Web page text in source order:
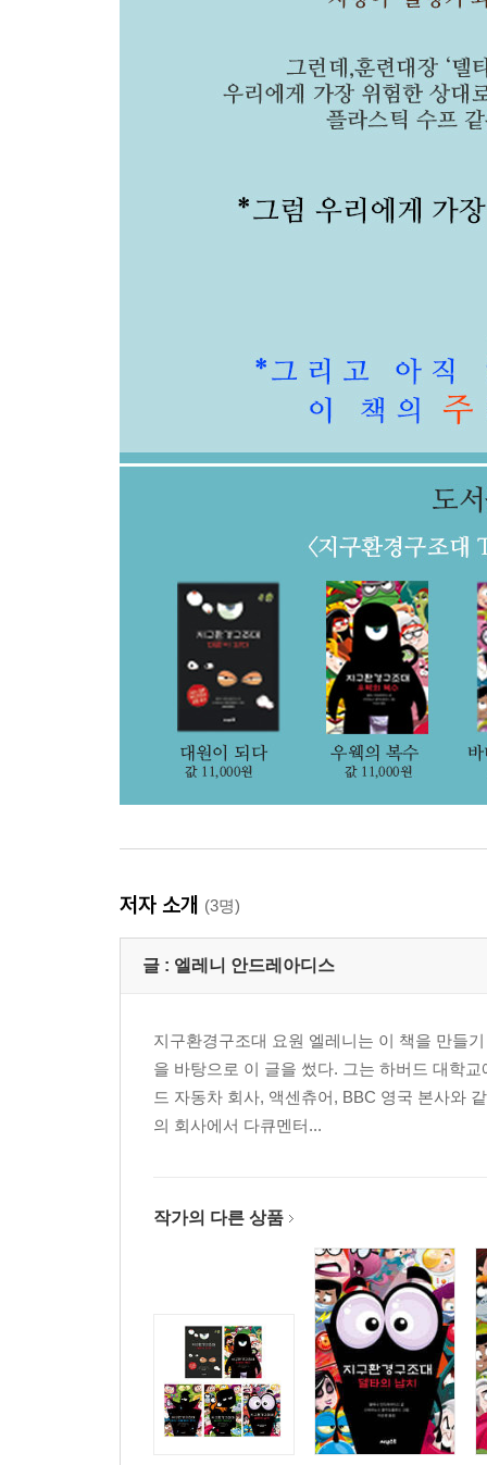
저자 소개 (3명)
글 : 엘레니 안드레아디스
지구환경구조대 요원 엘레니는 이 책을 만들
을 바탕으로 이 글을 썼다. 그는 하버드 대학
드 자동차 회사, 액센츄어, BBC 영국 본사와
의 회사에서 다큐멘터...
작가의 다른 상품